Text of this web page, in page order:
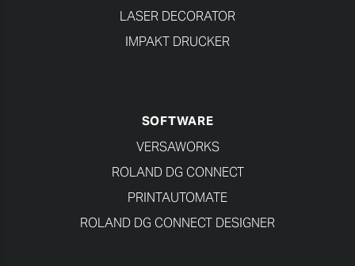
LASER DECORATOR
IMPAKT DRUCKER
SOFTWARE
VERSAWORKS
ROLAND DG CONNECT
PRINTAUTOMATE
ROLAND DG CONNECT DESIGNER